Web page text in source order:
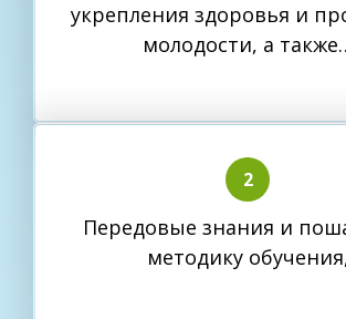
укрепления здоровья и
молодости, а
Передовые знания и
методику